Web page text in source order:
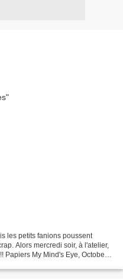
les petits fanions poussent
Alors mercredi soir, à l'atelier,
Papiers My Mind's Eye, October